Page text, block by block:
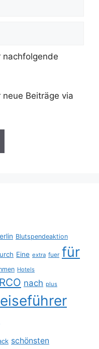
nachfolgende
Beiträge via
Blutspendeaktion
Eine extra fuer für
Hotels
nach plus
schönsten